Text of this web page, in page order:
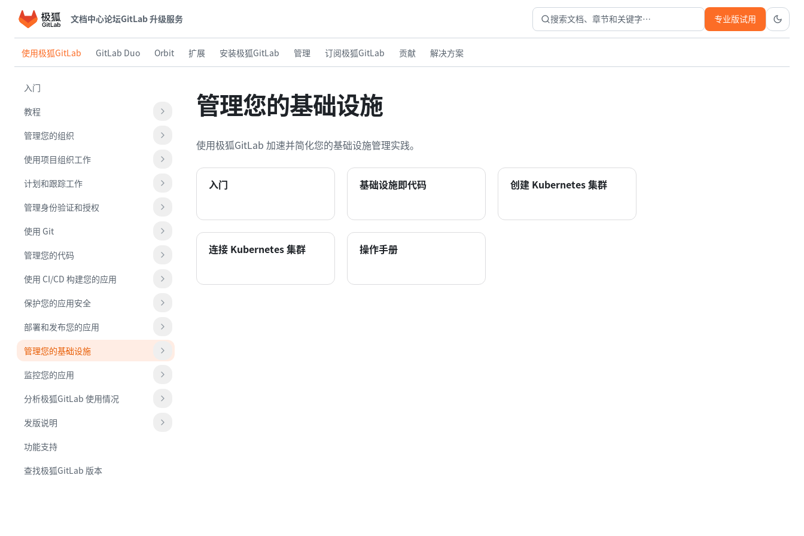
文档中心论坛GitLab 升级服务 搜索文档、章节和关键字… 专业版试用
使用极狐GitLab GitLab Duo Orbit 扩展 安装极狐GitLab 管理 订阅极狐GitLab 贡献 解决方案
入门
教程
管理您的组织
使用项目组织工作
计划和跟踪工作
管理身份验证和授权
使用 Git
管理您的代码
使用 CI/CD 构建您的应用
保护您的应用安全
部署和发布您的应用
管理您的基础设施
监控您的应用
分析极狐GitLab 使用情况
发版说明
功能支持
查找极狐GitLab 版本
管理您的基础设施
使用极狐GitLab 加速并简化您的基础设施管理实践。
入门 基础设施即代码 创建 Kubernetes 集群
连接 Kubernetes 集群 操作手册